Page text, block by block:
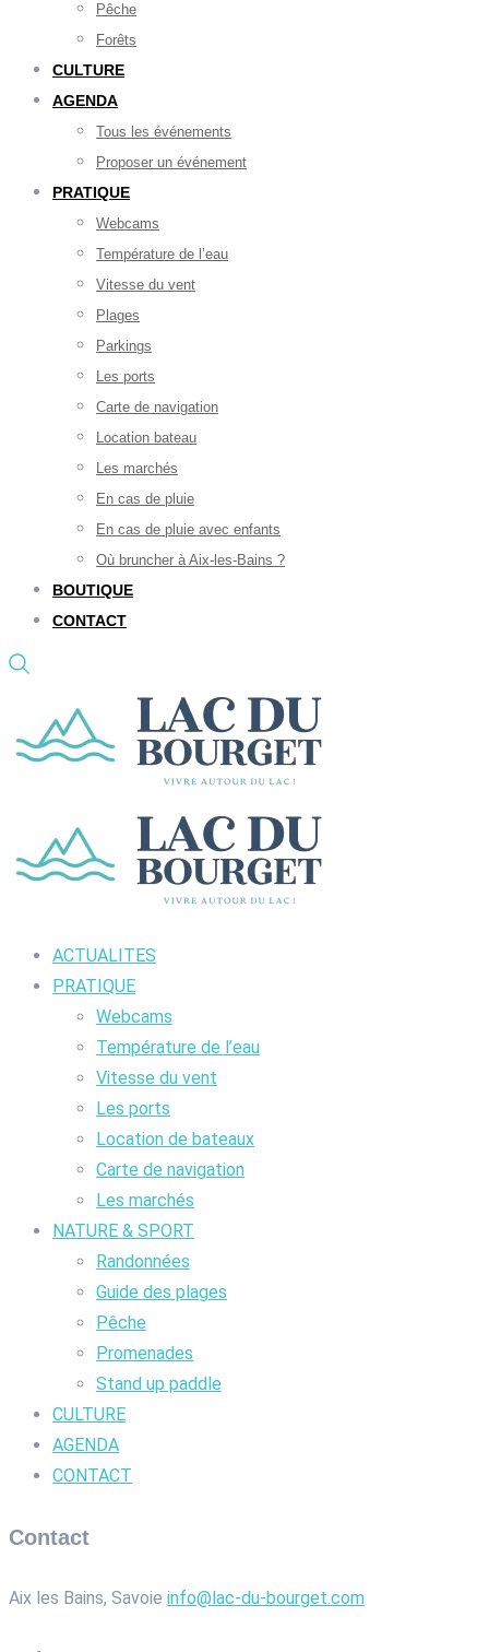
Pêche
Forêts
CULTURE
AGENDA
Tous les événements
Proposer un événement
PRATIQUE
Webcams
Température de l’eau
Vitesse du vent
Plages
Parkings
Les ports
Carte de navigation
Location bateau
Les marchés
En cas de pluie
En cas de pluie avec enfants
Où bruncher à Aix-les-Bains ?
BOUTIQUE
CONTACT
ACTUALITES
PRATIQUE
Webcams
Température de l’eau
Vitesse du vent
Les ports
Location de bateaux
Carte de navigation
Les marchés
NATURE & SPORT
Randonnées
Guide des plages
Pêche
Promenades
Stand up paddle
CULTURE
AGENDA
CONTACT
Contact
Aix les Bains, Savoie info@lac-du-bourget.com